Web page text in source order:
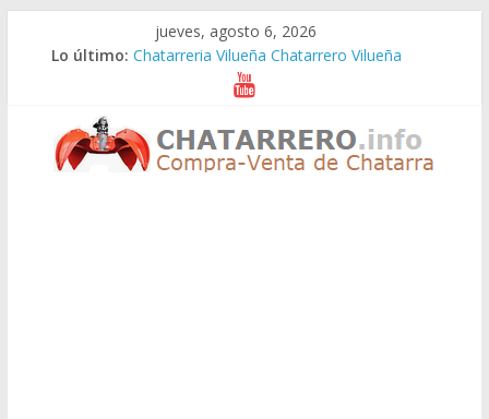
jueves, agosto 6, 2026
Lo último: Chatarreria Vilueña Chatarrero Vilueña
Chatarreria Zuera Chatarrero Zuera
Chatarreria Zaragoza Chatarrero Zaragoza
Chatarreria Zaida Chatarrero Zaida
Chatarreria Vistabella Chatarrero Vistabella